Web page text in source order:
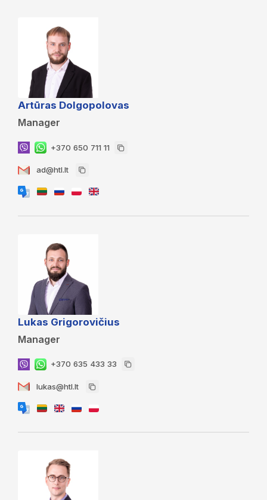
Artūras Dolgopolovas
Manager
+370 650 711 11
ad@htl.lt
Lukas Grigorovičius
Manager
+370 635 433 33
lukas@htl.lt